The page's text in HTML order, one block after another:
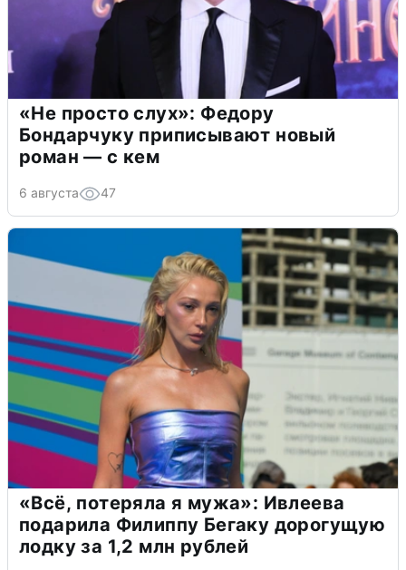
«Не просто слух»: Федору
Бондарчуку приписывают новый
роман — с кем
6 августа 47
«Всё, потеряла я мужа»: Ивлеева
подарила Филиппу Бегаку дорогущую
лодку за 1,2 млн рублей